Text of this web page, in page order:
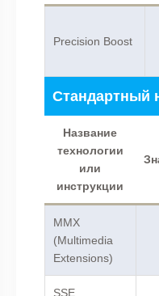
Precision Boost
Стандартный
Название
технологии
или
инструкции
MMX
(Multimedia
Extensions)
SSE